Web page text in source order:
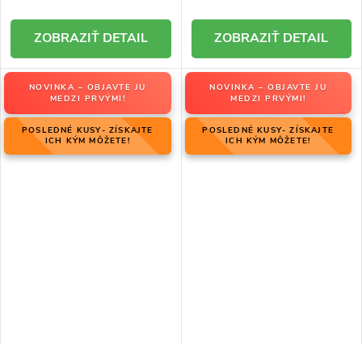
DETAIL DETAIL
NOVINKA – OBJAVTE JU
MEDZI PRVÝMI!
POSLEDNÉ KUSY- ZÍSKAJTE
ICH KÝM MÔŽETE!
NOVINKA – OBJAVTE JU
MEDZI PRVÝMI!
POSLEDNÉ KUSY- ZÍSKAJTE
ICH KÝM MÔŽETE!